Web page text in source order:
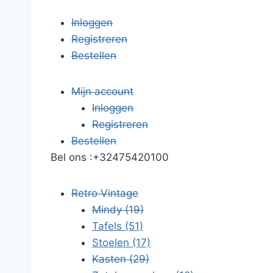
Inloggen
Registreren
Bestellen
Mijn account
Inloggen
Registreren
Bestellen
Bel ons :+32475420100
Retro Vintage
Mindy(19)
Tafels (51)
Stoelen (17)
Kasten(29)